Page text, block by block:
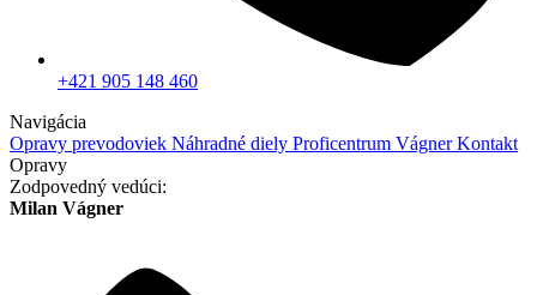
+421 905 148 460
Navigácia
Opravy prevodoviek Náhradné diely Proficentrum VágnerKontakt
Opravy
Zodpovedný vedúci:
Milan Vágner